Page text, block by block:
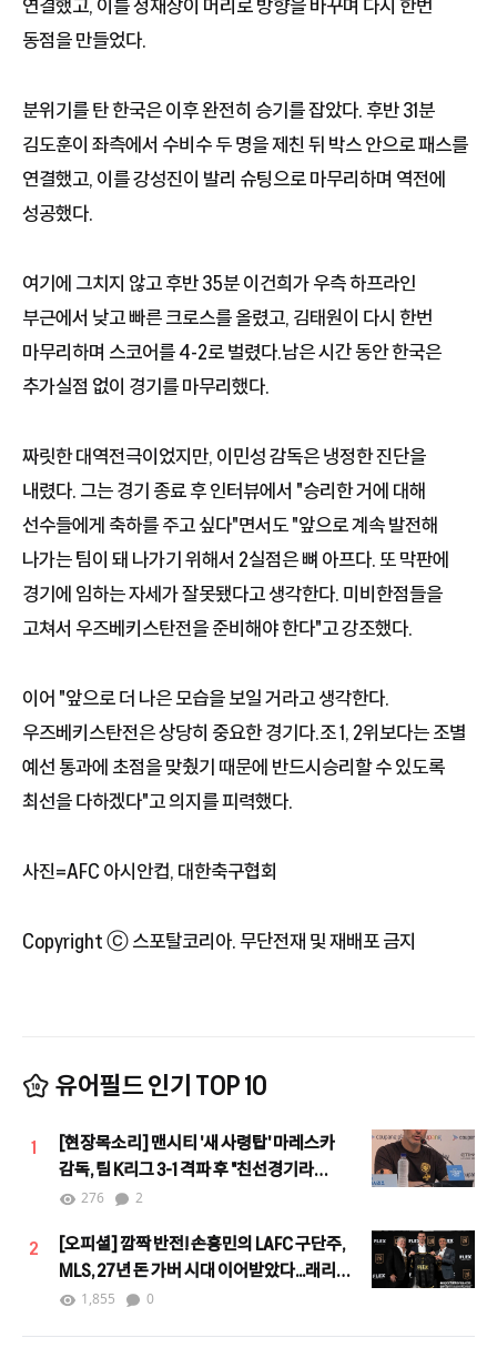
연결했고, 이를 정재상이 머리로 방향을 바꾸며 다시 한번
동점을 만들었다.
분위기를 탄 한국은 이후 완전히 승기를 잡았다. 후반 31분
김도훈이 좌측에서 수비수 두 명을 제친 뒤 박스 안으로 패스를
연결했고, 이를 강성진이 발리 슈팅으로 마무리하며 역전에
성공했다.
여기에 그치지 않고 후반 35분 이건희가 우측 하프라인
부근에서 낮고 빠른 크로스를 올렸고, 김태원이 다시 한번
마무리하며 스코어를 4-2로 벌렸다.남은 시간 동안 한국은
추가실점 없이 경기를 마무리했다.
짜릿한 대역전극이었지만, 이민성 감독은 냉정한 진단을
내렸다. 그는 경기 종료 후 인터뷰에서 "승리한 거에 대해
선수들에게 축하를 주고 싶다"면서도 "앞으로 계속 발전해
나가는 팀이 돼 나가기 위해서 2실점은 뼈 아프다. 또 막판에
경기에 임하는 자세가 잘못됐다고 생각한다. 미비한점들을
고쳐서 우즈베키스탄전을 준비해야 한다"고 강조했다.
이어 "앞으로 더 나은 모습을 보일 거라고 생각한다.
우즈베키스탄전은 상당히 중요한 경기다.조 1, 2위보다는 조별
예선 통과에 초점을 맞췄기 때문에 반드시승리할 수 있도록
최선을 다하겠다"고 의지를 피력했다.
사진=AFC 아시안컵, 대한축구협회
Copyright ⓒ 스포탈코리아. 무단전재 및 재배포 금지
유어필드 인기 TOP 10
1
[현장목소리] 맨시티 '새 사령탑' 마레스카
감독, 팀 K리그 3-1 격파 후 "친선경기라
할지라도 결과는 중요"
276 2
2
[오피셜] 깜짝 반전! 손흥민의 LAFC 구단주,
MLS, 27년 돈 가버 시대 이어받았다...래리
버그 차기 커미셔너로 선임
1,855 0